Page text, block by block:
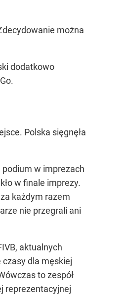
można
dodatkowo
Polska sięgnęła
w imprezach
w finale imprezy.
każdym razem
nie przegrali ani
aktualnych
dla męskiej
to zespół
reprezentacyjnej